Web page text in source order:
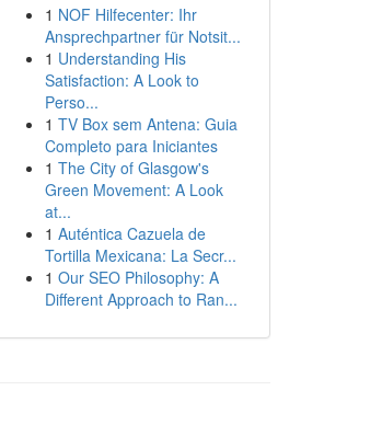
1 NOF Hilfecenter: Ihr
Ansprechpartner für Notsit...
1 Understanding His
Satisfaction: A Look to
Perso...
1 TV Box sem Antena: Guia
Completo para Iniciantes
1 The City of Glasgow's
Green Movement: A Look
at...
1 Auténtica Cazuela de
Tortilla Mexicana: La Secr...
1 Our SEO Philosophy: A
Different Approach to Ran...